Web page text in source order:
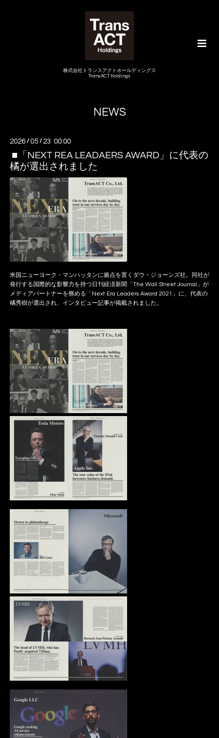
株式会社トランスアクトホールディングス
TransACT Holdings
NEWS
2026 /05 / 23 00:00
■「NEXT REA LEADAERS AWARD」に代表の
橘が選出されました
米国ニューヨーク・マンハッタンに拠点を置くダウ・ジョーンズ社。同社が
発行する国際的な影響力を持つ日刊経済新聞「The Wall Street Journal」が
メディアパートナーを務める「Next Era Leaders Award 2021」に、代表の
橘秀樹が選出され、インタビュー記事が掲載されました。